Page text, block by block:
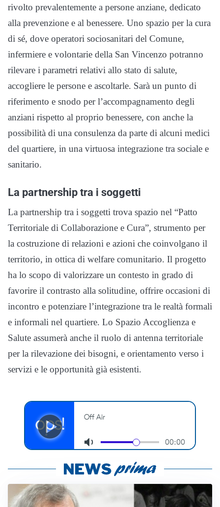
rivolto prevalentemente a persone anziane, dedicato
alla prevenzione e al benessere. Uno spazio per la cura
di sé, dove operatori sociosanitari del Comune,
infermiere e volontarie della San Vincenzo potranno
rilevare i parametri relativi allo stato di salute,
accogliere le persone e ascoltarle. Sarà un punto di
riferimento e snodo per l’accompagnamento degli
anziani rispetto al proprio benessere, con anche la
possibilità di una consulenza da parte di alcuni medici
del quartiere, in una virtuosa integrazione tra sociale e
sanitario.
La partnership tra i soggetti
La partnership tra i soggetti trova spazio nel “Patto
Territoriale di Collaborazione e Cura”, strumento per
la costruzione di relazioni e azioni che coinvolgano il
territorio, in ottica di welfare comunitario. Il progetto
ha lo scopo di valorizzare un contesto in grado di
favorire il contrasto alla solitudine, offrire occasioni di
incontro e potenziare l’integrazione tra le realtà formali
e informali nel quartiere. Lo Spazio Accoglienza e
Salute assumerà anche il ruolo di antenna territoriale
per la rilevazione dei bisogni, e orientamento verso i
servizi e le opportunità già esistenti.